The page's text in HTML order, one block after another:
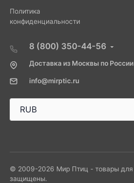
Политика
конфиденциальности
8 (800) 350-44-56
Доставка из Москвы по России
info@mirptic.ru
© 2009-2026 Мир Птиц - товары для
защищены.